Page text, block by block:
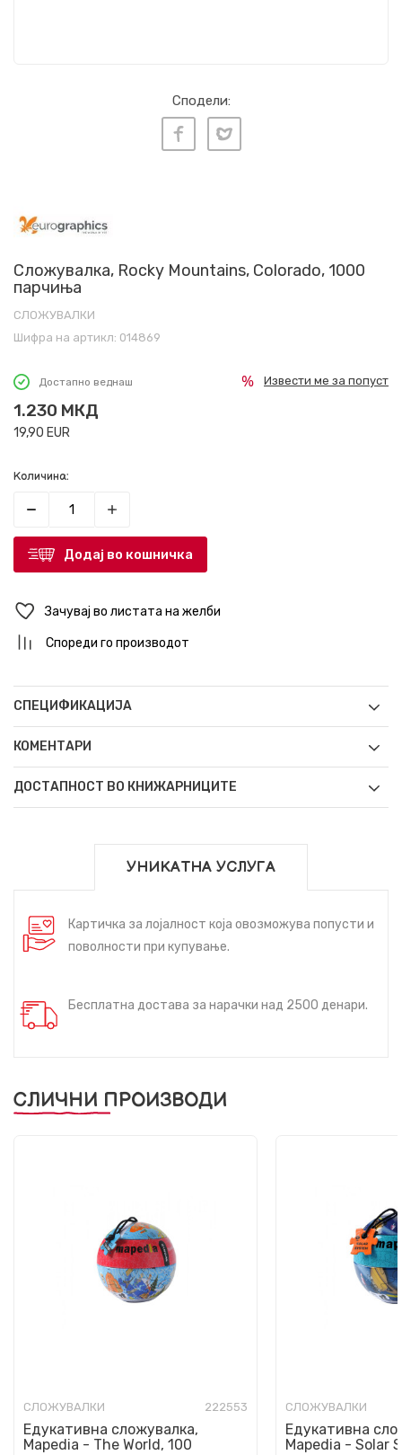
Сподели:
Сложувалка, Rocky Mountains, Colorado, 1000
парчиња
СЛОЖУВАЛКИ
Шифра на артикл: 014869
Достапно веднаш
1.230 МКД
19,90 EUR
Извести ме за попуст
Количина:
Додај во кошничка
Зачувај во листата на желби
Спореди го производот
СПЕЦИФИКАЦИЈА
КОМЕНТАРИ
ДОСТАПНОСТ ВО КНИЖАРНИЦИТЕ
УНИКАТНА УСЛУГА
Картичка за лојалност која овозможува попусти и
поволности при купување.
Бесплатна достава за нарачки над 2500 денари.
СЛИЧНИ ПРОИЗВОДИ
СЛОЖУВАЛКИ 222553
Едукативна сложувалка,
Mapedia - The World, 100
СЛОЖУВАЛКИ
Едукативна
Mapedia - Solar